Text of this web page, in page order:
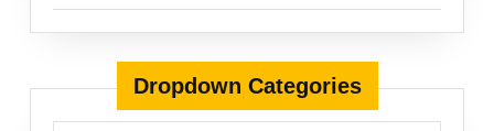
Dropdown Categories